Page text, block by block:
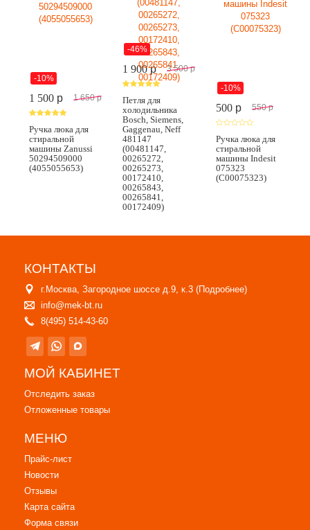
-10%
1 500 p 1 650 p
Ручка люка для
стиральной
машины Zanussi
50294509000
(4055055653)
-46%
1 900p 3 500 p
Петля для
холодильника
Bosch, Siemens,
Gaggenau, Neff
481147
(00481147,
00265272,
00265273,
00172410,
00265843,
00265841,
00172409)
-10%
500 p 550 p
Ручка люка для
стиральной
машины Indesit
075323
(C00075323)
КОНТАКТЫ
г.Москва, Загородное шоссе д.9, к.3 (Подробнее)
info@mek-bt.ru
8(495) 514-43-60
МОЙ КАБИНЕТ
Отследить заказ
Отложенные товары
МЕНЮ
Прайс-лист
Новости
Отзывы
Карта сайта
Форма связи